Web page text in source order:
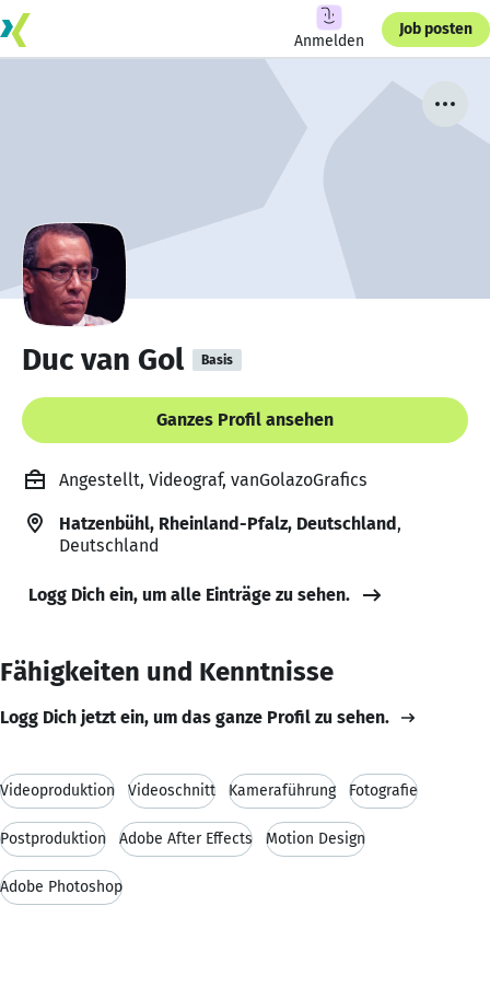
Anmelden
Job posten
Duc van Gol Basis
Ganzes Profil ansehen
Angestellt, Videograf, vanGolazoGrafics
Hatzenbühl, Rheinland-Pfalz, Deutschland,
Deutschland
Logg Dich ein, um alle Einträge zu sehen.
Fähigkeiten und Kenntnisse
Logg Dich jetzt ein, um das ganze Profil zu sehen.
Videoproduktion Videoschnitt Kameraführung Fotografie
Postproduktion Adobe After Effects Motion Design
Adobe Photoshop